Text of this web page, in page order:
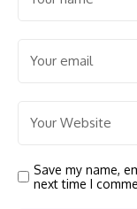
Save my name,
next time I